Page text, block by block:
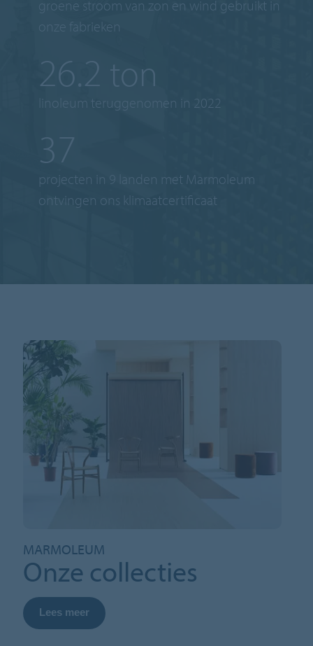
groene stroom van zon en wind gebruikt in
onze fabrieken
39.5 ton
linoleum teruggenomen in 2022
56
projecten in 9 landen met Marmoleum
ontvingen ons klimaatcertificaat
MARMOLEUM
Onze collecties
Lees meer